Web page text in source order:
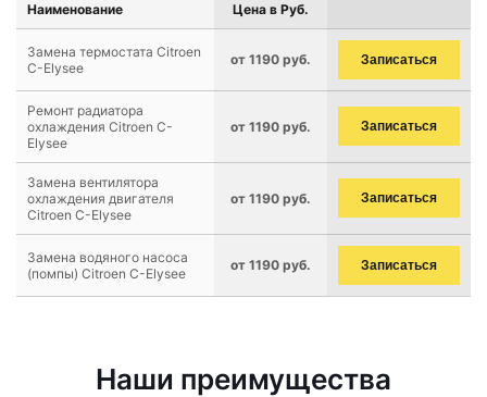
Наименование Цена в Руб.
Замена термостата Citroen
C-Elysee
от 1190 руб. Записаться
Ремонт радиатора
охлаждения Citroen C-
Elysee
от 1190 руб. Записаться
Замена вентилятора
охлаждения двигателя
Citroen C-Elysee
от 1190 руб. Записаться
Замена водяного насоса
(помпы) Citroen C-Elysee
от 1190 руб. Записаться
Наши преимущества